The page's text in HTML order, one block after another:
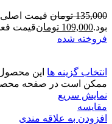
135,000 تومان
بود.109,000 تومانقیمت فعلی:
فروخته شده
انتخاب گزینه ها این
ممکن است در صفحه
نمایش سریع
مقايسه
افزودن به علاقه مندی